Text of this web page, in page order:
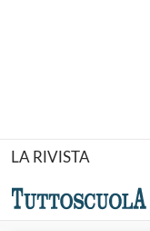
LA RIVISTA